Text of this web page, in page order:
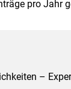
pro Jahr
–